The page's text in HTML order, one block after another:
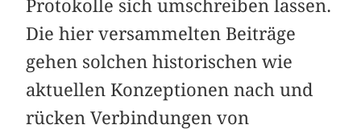
Protokolle sich umschreiben lassen.
Die hier versammelten Beiträge
gehen solchen historischen wie
aktuellen Konzeptionen nach und
rücken Verbindungen von